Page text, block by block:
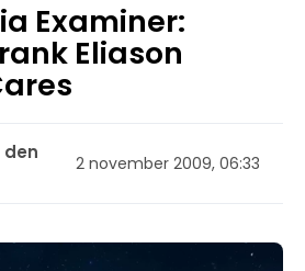
Examiner:
Eliason
2 november 2009, 06:33